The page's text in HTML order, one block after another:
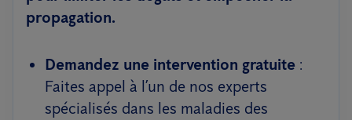
propagation.
Demandez une intervention gratuite :
Faites appel à l’un de nos experts
spécialisés dans les maladies des